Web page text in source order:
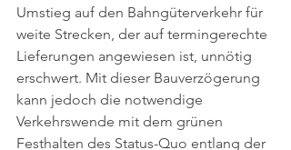
Umstieg auf den Bahngüterverkehr für
weite Strecken, der auf termingerechte
Lieferungen angewiesen ist, unnötig
erschwert. Mit dieser Bauverzögerung
kann jedoch die notwendige
Verkehrswende mit dem grünen
Festhalten des Status-Quo entlang der